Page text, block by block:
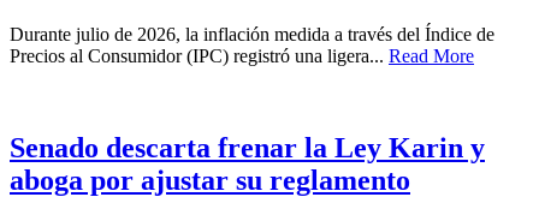
Durante julio de 2026, la inflación medida a través del Índice de
Precios al Consumidor (IPC) registró una ligera... Read More
Senado descarta frenar la Ley Karin y
aboga por ajustar su reglamento